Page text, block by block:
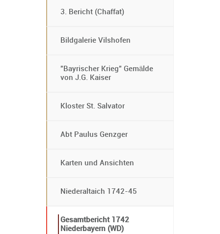
3. Bericht (Chaffat)
Bildgalerie Vilshofen
"Bayrischer Krieg" Gemälde
von J.G. Kaiser
Kloster St. Salvator
Abt Paulus Genzger
Karten und Ansichten
Niederaltaich 1742-45
Gesamtbericht 1742
Niederbayern (WD)